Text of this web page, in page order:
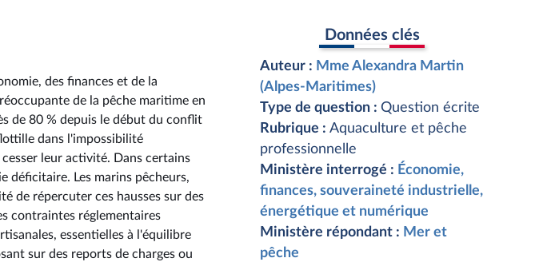
des finances et de la
de la pêche maritime en
de 80 % depuis le début du conflit
dans l'impossibilité
leur activité. Dans certains
déficitaire. Les marins pêcheurs,
de répercuter ces hausses sur des
contraintes réglementaires
essentielles à l'équilibre
sur des reports de charges ou
Données clés
Auteur : Mme Alexandra Martin
(Alpes-Maritimes)
Type de question : Question écrite
Rubrique : Aquaculture et pêche
professionnelle
Ministère interrogé : Économie,
finances, souveraineté industrielle,
énergétique et numérique
Ministère répondant : Mer et
pêche